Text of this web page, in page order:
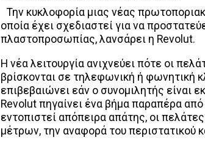
Την κυκλοφορία μιας νέας
οποία έχει σχεδιαστεί για να
πλαστοπροσωπίας, λανσάρει η Revolut.
Η νέα λειτουργία ανιχνεύει πότε οι
βρίσκονται σε τηλεφωνική ή
επιβεβαιώνει εάν ο συνομιλητής
Revolut πηγαίνει ένα βήμα παραπέρα
εντοπιστεί απόπειρα απάτης, οι
μέτρων, την αναφορά του περιστατικού